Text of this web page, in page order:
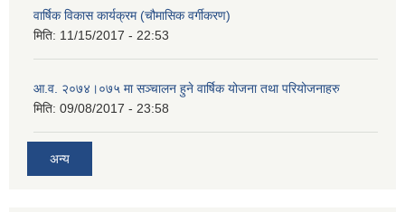
वार्षिक विकास कार्यक्रम (चौमासिक वर्गीकरण)
मिति: 11/15/2017 - 22:53
आ.व. २०७४।०७५ मा सञ्चालन हुने वार्षिक योजना तथा परियोजनाहरु
मिति: 09/08/2017 - 23:58
अन्य